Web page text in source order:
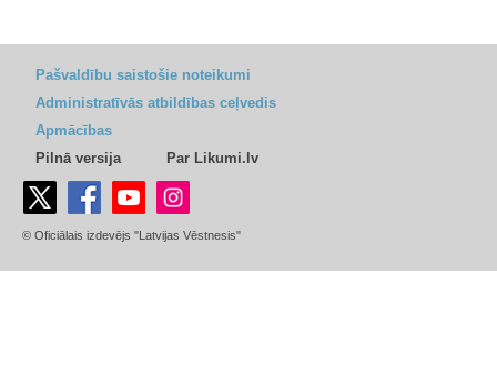
Pašvaldību saistošie noteikumi
Administratīvās atbildības ceļvedis
Apmācības
Pilnā versija
Par Likumi.lv
© Oficiālais izdevējs "Latvijas Vēstnesis"